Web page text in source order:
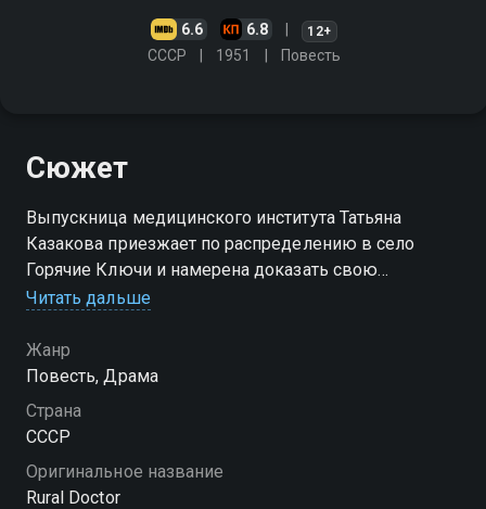
6.6 6.8 12+
СССР 1951 Повесть
Сюжет
Выпускница медицинского института Татьяна
Казакова приезжает по распределению в село
Горячие Ключи и намерена доказать свою
профпригодность маленькому, но достаточно
Читать дальше
Жанр
Повесть, Драма
Страна
СССР
Оригинальное название
Rural Doctor